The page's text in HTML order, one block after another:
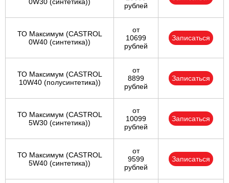
0W30 (синтетика))
рублей
ТО Максимум (CASTROL
0W40 (синтетика))
от
10699
рублей
Записаться
ТО Максимум (CASTROL
10W40 (полусинтетика))
от
8899
рублей
Записаться
ТО Максимум (CASTROL
5W30 (синтетика))
от
10099
рублей
Записаться
ТО Максимум (CASTROL
5W40 (синтетика))
от
9599
рублей
Записаться